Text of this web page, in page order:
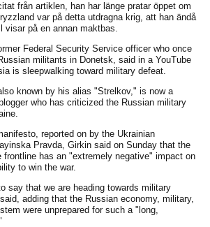
från artiklen, han har länge pratar öppet om
var på detta utdragna krig, att han ändå
visar på en annan maktbas.
Federal Security Service officer who once
militants in Donetsk, said in a YouTube
is sleepwalking toward military defeat.
known by his alias "Strelkov," is now a
who has criticized the Russian military
reported on by the Ukrainian
Pravda, Girkin said on Sunday that the
frontline has an "extremely negative" impact on
to win the war.
say that we are heading towards military
adding that the Russian economy, military,
were unprepared for such a "long,